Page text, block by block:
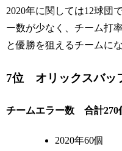
2020年に関しては12球団
ー数が少なく、チーム打
と優勝を狙えるチームに
7位 オリックスバッ
チームエラー数 合計270
2020年60個